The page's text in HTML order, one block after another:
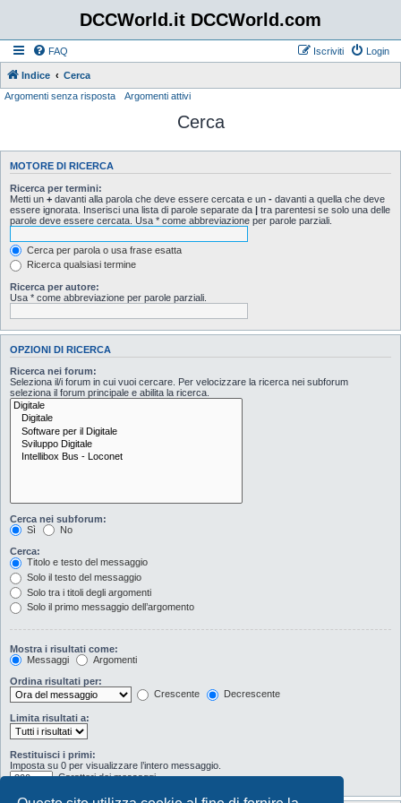
DCCWorld.it DCCWorld.com
FAQ Login
Iscriviti
Indice
Cerca
Argomenti senza risposta
Argomenti attivi
Cerca
MOTORE DI RICERCA
Ricerca per termini:
Metti un + davanti alla parola che deve essere cercata e un - davanti a quella che deve
essere ignorata. Inserisci una lista di parole separate da | tra parentesi se solo una delle
parole deve essere cercata. Usa * come abbreviazione per parole parziali.
Cerca per parola o usa frase esatta
Ricerca qualsiasi termine
Ricerca per autore:
Usa * come abbreviazione per parole parziali.
OPZIONI DI RICERCA
Ricerca nei forum:
Seleziona il/i forum in cui vuoi cercare. Per velocizzare la ricerca nei subforum
seleziona il forum principale e abilita la ricerca.
Cerca nei subforum:
Sì
No
Cerca:
Titolo e testo del messaggio
Solo il testo del messaggio
Solo tra i titoli degli argomenti
Solo il primo messaggio dell’argomento
Mostra i risultati come:
Messaggi
Argomenti
Ordina risultati per:
Crescente
Decrescente
Limita risultati a:
Restituisci i primi:
Imposta su 0 per visualizzare l’intero messaggio.
Caratteri dei messaggi